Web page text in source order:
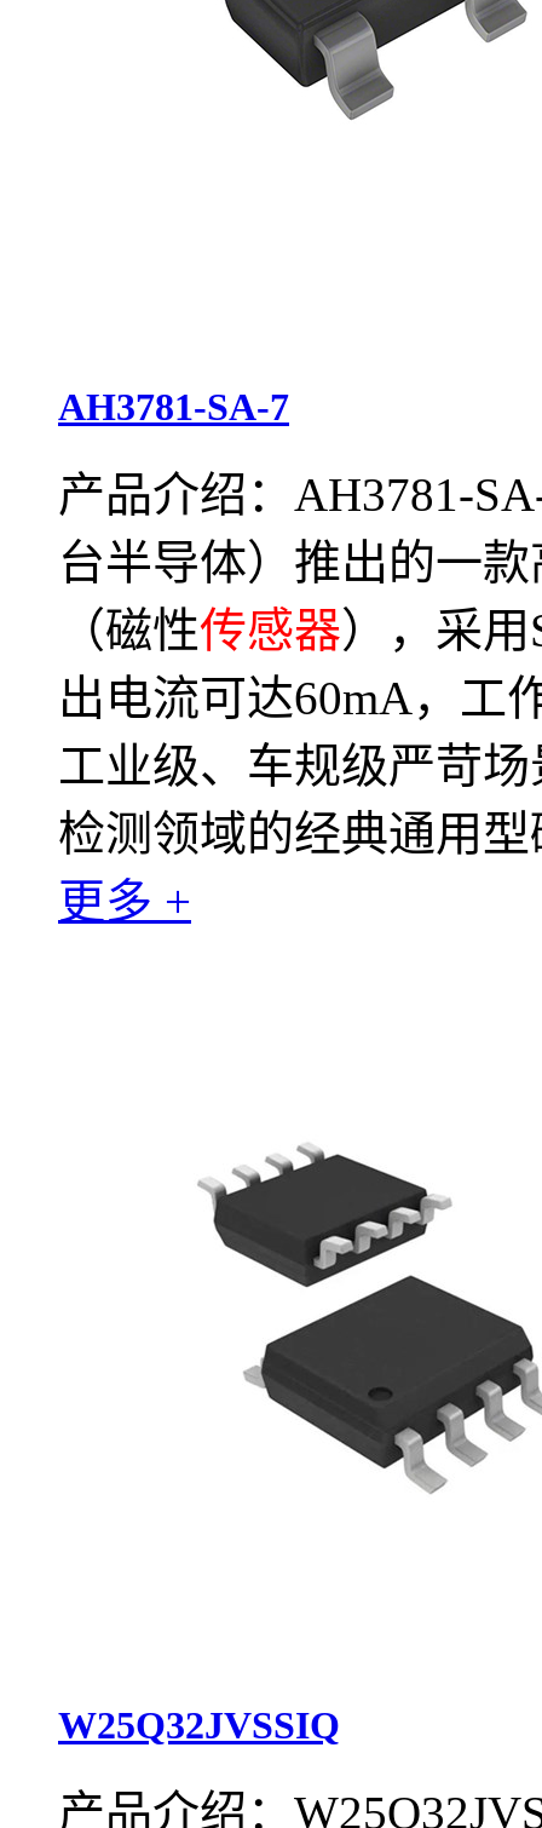
AH3781-SA-7
产品介绍：AH3781-
台半导体）推出的一
（磁性传感器），采
出电流可达60mA，
工业级、车规级严苛
检测领域的经典通用型
更多 +
W25Q32JVSSIQ
产品介绍：